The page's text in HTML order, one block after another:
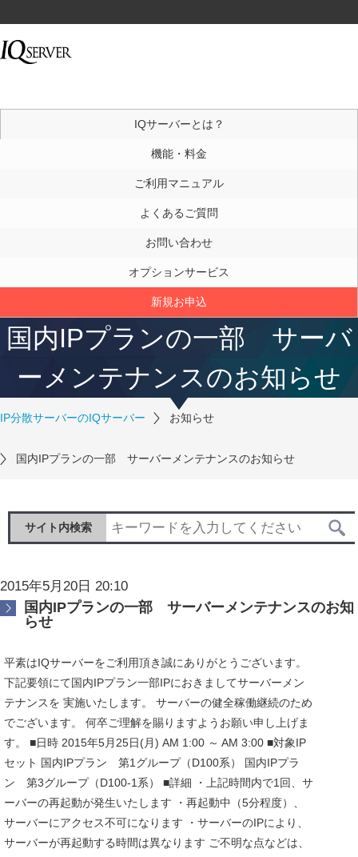
IQサーバーとは？
機能・料金
ご利用マニュアル
よくあるご質問
お問い合わせ
オプションサービス
新規お申込
国内IPプランの一部 サーバ
ーメンテナンスのお知らせ
IP分散サーバーのIQサーバー お知らせ
国内IPプランの一部 サーバーメンテナンスのお知らせ
サイト内検索
2015年5月20日 20:10
国内IPプランの一部 サーバーメンテナンスのお知
らせ
平素はIQサーバーをご利用頂き誠にありがとうございます。
下記要領にて国内IPプラン一部IPにおきましてサーバーメン
テナンスを 実施いたします。 サーバーの健全稼働継続のため
でございます。 何卒ご理解を賜りますようお願い申し上げま
す。 ■日時 2015年5月25日(月) AM 1:00 ～ AM 3:00 ■対象IP
セット 国内IPプラン 第1グループ（D100系） 国内IPプラ
ン 第3グループ（D100-1系） ■詳細 ・上記時間内で1回、サ
ーバーの再起動が発生いたします ・再起動中（5分程度）、
サーバーにアクセス不可になります ・サーバーのIPにより、
サーバーが再起動する時間は異なります ご不明な点などは、